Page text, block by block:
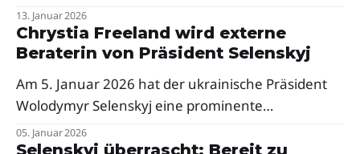
Antikorruptionsstaatsanwaltschaft (SAP) haben
eine großangelegte Bestechungsszene im
ukrainischen Parlament aufgedeckt.
13. Januar 2026
Chrystia Freeland wird externe
Beraterin von Präsident Selenskyj
Am 5. Januar 2026 hat der ukrainische Präsident
Wolodymyr Selenskyj eine prominente
Verstärkung für sein Team bekannt gegeben: Die
kanadische Politikerin ukrainischer Herkunft,
05. Januar 2026